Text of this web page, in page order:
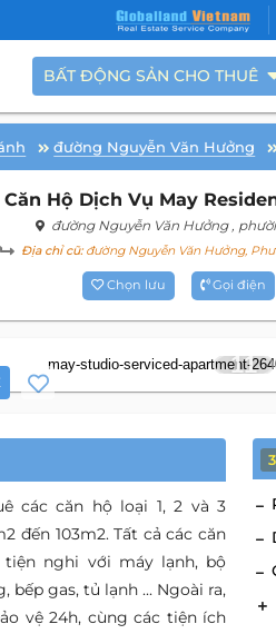
BẤT ĐỘNG SẢN CHO THUÊ
đường Nguyễn Văn Hưởng
Hộ Dịch Vụ May
đường Nguyễn Văn Hưởng ,
Địa chỉ cũ:đường Nguyễn Văn Hưởng,
Chọn lưu Gọi điện
11
các căn hộ loại 1, 2 và 3
đến 103m2. Tất cả các căn
nghi với máy lạnh, bộ
bếp gas, tủ lạnh ... Ngoài ra,
vệ 24h, cùng các tiện ích